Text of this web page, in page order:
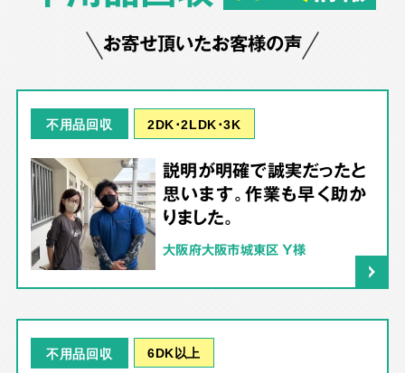
お寄せ頂いたお客様の声
不用品回収 2DK･2LDK･3K
説明が明確で誠実だったと
思います。作業も早く助か
りました。
大阪府大阪市城東区 Y様
不用品回収 6DK以上